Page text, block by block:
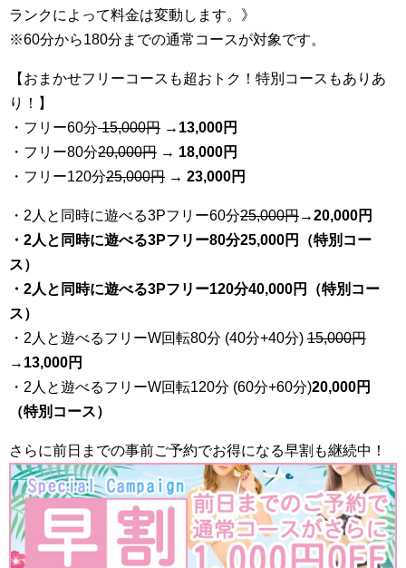
ランクによって料金は変動します。》
※60分から180分までの通常コースが対象です。
【おまかせフリーコースも超おトク！特別コースもありあ
り！】
・フリー60分15,000円 → 13,000円
・フリー80分20,000円 → 18,000円
・フリー120分25,000円 → 23,000円
・2人と同時に遊べる3Pフリー60分25,000円→20,000円
・2人と同時に遊べる3Pフリー80分25,000円（特別コー
ス）
・2人と同時に遊べる3Pフリー120分40,000円（特別コー
ス）
・2人と遊べるフリーW回転80分 (40分+40分) 15,000円
→ 13,000円
・2人と遊べるフリーW回転120分 (60分+60分)20,000円
（特別コース）
さらに前日までの事前ご予約でお得になる早割も継続中！